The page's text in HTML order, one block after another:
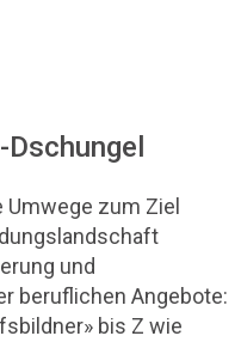
Umwege zum Ziel
und
beruflichen Angebote:
bis Z wie